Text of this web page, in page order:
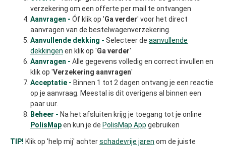
verzekering om een offerte per mail te ontvangen
Aanvragen - Óf klik op 'Ga verder' voor het direct
aanvragen van de bestelwagenverzekering.
Aanvullende dekking - Selecteer de aanvullende
dekkingen en klik op 'Ga verder'
Aanvragen - Alle gegevens volledig en correct invullen en
klik op 'Verzekering aanvragen'
Acceptatie - Binnen 1 tot 2 dagen ontvang je een reactie
op je aanvraag. Meestal is dit overigens al binnen een
paar uur.
Beheer - Na het afsluiten krijg je toegang tot je online
PolisMapen kun je de PolisMap App gebruiken
TIP! Klik op 'help mij' achterschadevrije jaren om de juiste